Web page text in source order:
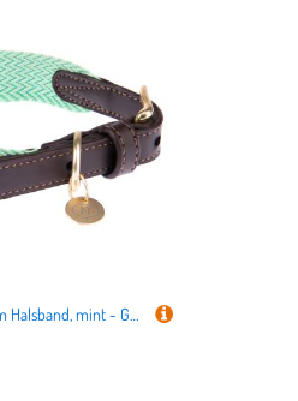
Nomad Tales Bloom Halsband, mint - Größe S: 36 - 40 cm Halsumfang, 25 mm breit